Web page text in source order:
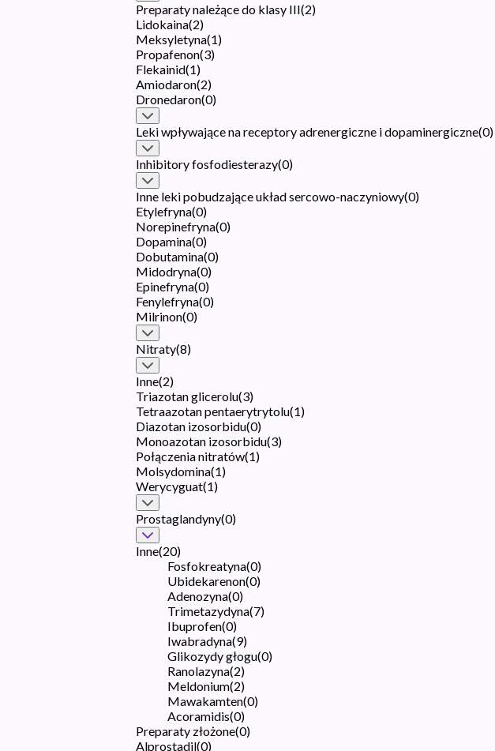
Preparaty należące do klasy III(2)
Lidokaina(2)
Meksyletyna(1)
Propafenon(3)
Flekainid(1)
Amiodaron(2)
Dronedaron(0)
Leki wpływające na receptory adrenergiczne i dopaminergiczne(0)
Inhibitory fosfodiesterazy(0)
Inne leki pobudzające układ sercowo-naczyniowy(0)
Etylefryna(0)
Norepinefryna(0)
Dopamina(0)
Dobutamina(0)
Midodryna(0)
Epinefryna(0)
Fenylefryna(0)
Milrinon(0)
Nitraty(8)
Inne(2)
Triazotan glicerolu(3)
Tetraazotan pentaerytrytolu(1)
Diazotan izosorbidu(0)
Monoazotan izosorbidu(3)
Połączenia nitratów(1)
Molsydomina(1)
Werycyguat(1)
Prostaglandyny(0)
Inne(20)
Fosfokreatyna(0)
Ubidekarenon(0)
Adenozyna(0)
Trimetazydyna(7)
Ibuprofen(0)
Iwabradyna(9)
Glikozydy głogu(0)
Ranolazyna(2)
Meldonium(2)
Mawakamten(0)
Acoramidis(0)
Preparaty złożone(0)
Alprostadil(0)